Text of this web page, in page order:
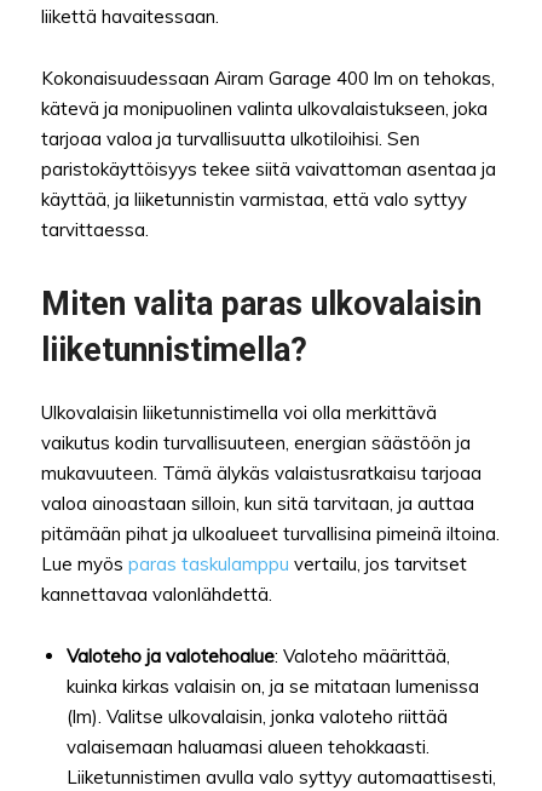
liikettä havaitessaan.
Kokonaisuudessaan Airam Garage 400 lm on tehokas,
kätevä ja monipuolinen valinta ulkovalaistukseen, joka
tarjoaa valoa ja turvallisuutta ulkotiloihisi. Sen
paristokäyttöisyys tekee siitä vaivattoman asentaa ja
käyttää, ja liiketunnistin varmistaa, että valo syttyy
tarvittaessa.
Miten valita paras ulkovalaisin
liiketunnistimella?
Ulkovalaisin liiketunnistimella voi olla merkittävä
vaikutus kodin turvallisuuteen, energian säästöön ja
mukavuuteen. Tämä älykäs valaistusratkaisu tarjoaa
valoa ainoastaan silloin, kun sitä tarvitaan, ja auttaa
pitämään pihat ja ulkoalueet turvallisina pimeinä iltoina.
Lue myös paras taskulamppu vertailu, jos tarvitset
kannettavaa valonlähdettä.
Valoteho ja valotehoalue: Valoteho määrittää,
kuinka kirkas valaisin on, ja se mitataan lumenissa
(lm). Valitse ulkovalaisin, jonka valoteho riittää
valaisemaan haluamasi alueen tehokkaasti.
Liiketunnistimen avulla valo syttyy automaattisesti,